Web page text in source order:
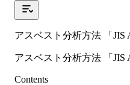
アスベスト分析方法 「JIS
アスベスト分析方法 「JIS
Contents